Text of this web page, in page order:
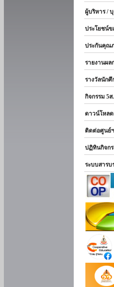
ผู้บริหาร / บุ
ประโยชน์ข
ประกันคุณ
รายงานผลก
รางวัลนักศึ
กิจกรรม 5ส.
ดาวน์โหลด
ติดต่อศูนย์ฯ
ปฏิทินกิจกร
ระบบสารบ